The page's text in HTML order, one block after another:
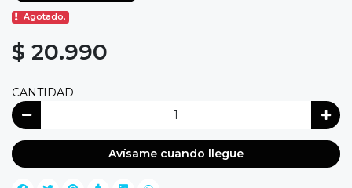
Agotado.
$ 20.990
CANTIDAD
Avísame cuando llegue